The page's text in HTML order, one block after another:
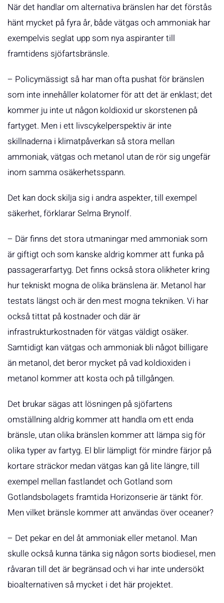
När det handlar om alternativa bränslen har det förstås
hänt mycket på fyra år, både vätgas och ammoniak har
exempelvis seglat upp som nya aspiranter till
framtidens sjöfartsbränsle.
– Policymässigt så har man ofta pushat för bränslen
som inte innehåller kolatomer för att det är enklast; det
kommer ju inte ut någon koldioxid ur skorstenen på
fartyget. Men i ett livscykelperspektiv är inte
skillnaderna i klimatpåverkan så stora mellan
ammoniak, vätgas och metanol utan de rör sig ungefär
inom samma osäkerhetsspann.
Det kan dock skilja sig i andra aspekter, till exempel
säkerhet, förklarar Selma Brynolf.
– Där finns det stora utmaningar med ammoniak som
är giftigt och som kanske aldrig kommer att funka på
passagerarfartyg. Det finns också stora olikheter kring
hur tekniskt mogna de olika bränslena är. Metanol har
testats längst och är den mest mogna tekniken. Vi har
också tittat på kostnader och där är
infrastrukturkostnaden för vätgas väldigt osäker.
Samtidigt kan vätgas och ammoniak bli något billigare
än metanol, det beror mycket på vad koldioxiden i
metanol kommer att kosta och på tillgången.
Det brukar sägas att lösningen på sjöfartens
omställning aldrig kommer att handla om ett enda
bränsle, utan olika bränslen kommer att lämpa sig för
olika typer av fartyg. El blir lämpligt för mindre färjor på
kortare sträckor medan vätgas kan gå lite längre, till
exempel mellan fastlandet och Gotland som
Gotlandsbolagets framtida Horizonserie är tänkt för.
Men vilket bränsle kommer att användas över oceaner?
– Det pekar en del åt ammoniak eller metanol. Man
skulle också kunna tänka sig någon sorts biodiesel, men
råvaran till det är begränsad och vi har inte undersökt
bioalternativen så mycket i det här projektet.